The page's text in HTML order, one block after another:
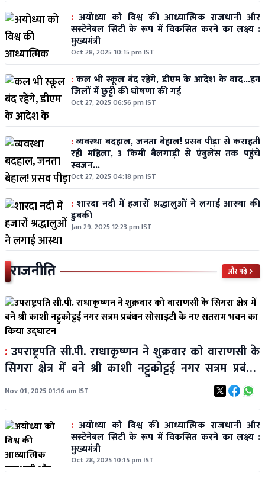
: अयोध्या को विश्व की आध्यात्मिक राजधानी और
सस्टेनेबल सिटी के रूप में विकसित करने का लक्ष्य :
मुख्यमंत्री
Oct 28, 2025 10:15 pm IST
:कल भी स्कूल बंद रहेंगे, डीएम के आदेश के बाद...इन
जिलों में छुट्टी की घोषणा की गई
Oct 27, 2025 06:56 pm IST
:व्यवस्था बदहाल, जनता बेहाल! प्रसव पीड़ा से कराहती
रही महिला, 3 किमी बैलगाड़ी से एंबुलेंस तक पहुंचे
स्वजन...
Oct 27, 2025 04:18 pm IST
: शारदा नदी में हजारों श्रद्धालुओं ने लगाई आस्था की
डुबकी
Jan 29, 2025 12:23 pm IST
राजनीति और पढ़ें
: उपराष्ट्रपति सी.पी. राधाकृष्णन ने शुक्रवार को वाराणसी के
सिगरा क्षेत्र में बने श्री काशी नट्टुकोट्टई नगर सत्रम प्रबंधन
सोसाइटी के नए सतराम भवन का किया उद्घाटन
Nov 01, 2025 01:16 am IST
: अयोध्या को विश्व की आध्यात्मिक राजधानी और
सस्टेनेबल सिटी के रूप में विकसित करने का लक्ष्य :
मुख्यमंत्री
Oct 28, 2025 10:15 pm IST